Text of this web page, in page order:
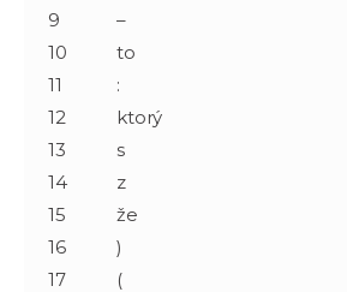
9
–
10
to
11
:
12
ktorý
13
s
14
z
15
že
16
)
17
(